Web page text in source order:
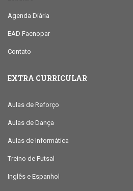
Agenda Diária
EAD Facnopar
Contato
EXTRA CURRICULAR
Aulas de Reforço
Aulas de Dança
Aulas de Informática
Treino de Futsal
Inglês e Espanhol